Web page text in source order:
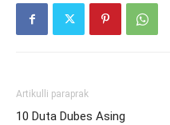
Artikulli paraprak
10 Duta Dubes Asing